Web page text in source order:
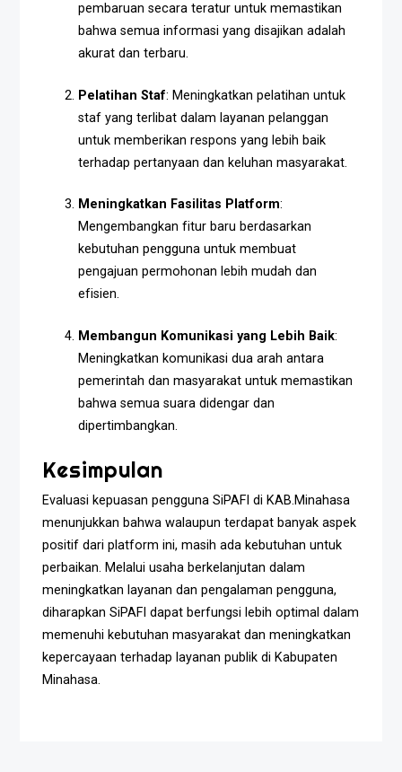
pembaruan secara teratur untuk memastikan
bahwa semua informasi yang disajikan adalah
akurat dan terbaru.
Pelatihan Staf: Meningkatkan pelatihan untuk
staf yang terlibat dalam layanan pelanggan
untuk memberikan respons yang lebih baik
terhadap pertanyaan dan keluhan masyarakat.
Meningkatkan Fasilitas Platform:
Mengembangkan fitur baru berdasarkan
kebutuhan pengguna untuk membuat
pengajuan permohonan lebih mudah dan
efisien.
Membangun Komunikasi yang Lebih Baik:
Meningkatkan komunikasi dua arah antara
pemerintah dan masyarakat untuk memastikan
bahwa semua suara didengar dan
dipertimbangkan.
Kesimpulan
Evaluasi kepuasan pengguna SiPAFI di KAB.Minahasa
menunjukkan bahwa walaupun terdapat banyak aspek
positif dari platform ini, masih ada kebutuhan untuk
perbaikan. Melalui usaha berkelanjutan dalam
meningkatkan layanan dan pengalaman pengguna,
diharapkan SiPAFI dapat berfungsi lebih optimal dalam
memenuhi kebutuhan masyarakat dan meningkatkan
kepercayaan terhadap layanan publik di Kabupaten
Minahasa.